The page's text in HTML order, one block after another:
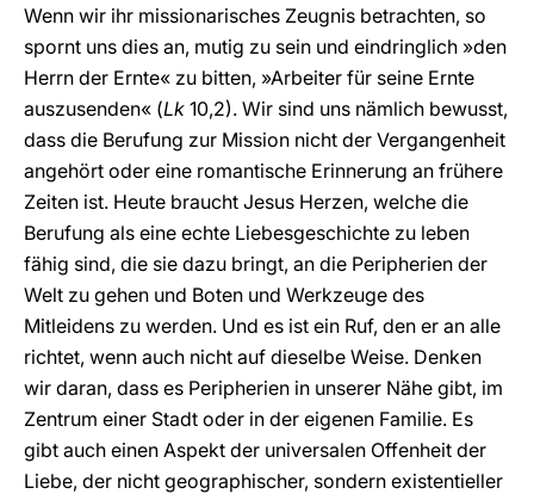
Wenn wir ihr missionarisches Zeugnis betrachten, so
spornt uns dies an, mutig zu sein und eindringlich »den
Herrn der Ernte« zu bitten, »Arbeiter für seine Ernte
auszusenden« (Lk 10,2). Wir sind uns nämlich bewusst,
dass die Berufung zur Mission nicht der Vergangenheit
angehört oder eine romantische Erinnerung an frühere
Zeiten ist. Heute braucht Jesus Herzen, welche die
Berufung als eine echte Liebesgeschichte zu leben
fähig sind, die sie dazu bringt, an die Peripherien der
Welt zu gehen und Boten und Werkzeuge des
Mitleidens zu werden. Und es ist ein Ruf, den er an alle
richtet, wenn auch nicht auf dieselbe Weise. Denken
wir daran, dass es Peripherien in unserer Nähe gibt, im
Zentrum einer Stadt oder in der eigenen Familie. Es
gibt auch einen Aspekt der universalen Offenheit der
Liebe, der nicht geographischer, sondern existentieller